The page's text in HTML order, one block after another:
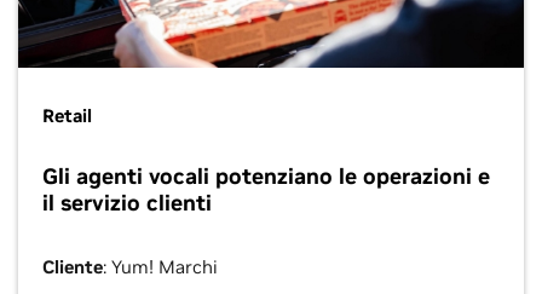
Retail
Gli agenti vocali potenziano le operazioni e
il servizio clienti
Cliente: Yum! Marchi